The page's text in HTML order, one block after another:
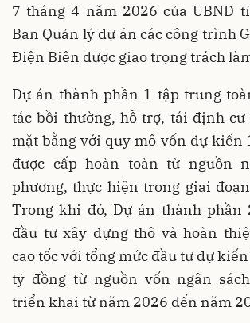
7 tháng 4 năm 2026 của UBND
Ban Quản lý dự án các công trình
Điện Biên được giao trọng trách
Dự án thành phần 1 tập trung
tác bồi thường, hỗ trợ, tái định
mặt bằng với quy mô vốn dự kiến
được cấp hoàn toàn từ nguồn
phương, thực hiện trong giai
Trong khi đó, Dự án thành phần
đầu tư xây dựng thô và hoàn
cao tốc với tổng mức đầu tư dự
tỷ đồng từ nguồn vốn ngân
triển khai từ năm 2026 đến năm